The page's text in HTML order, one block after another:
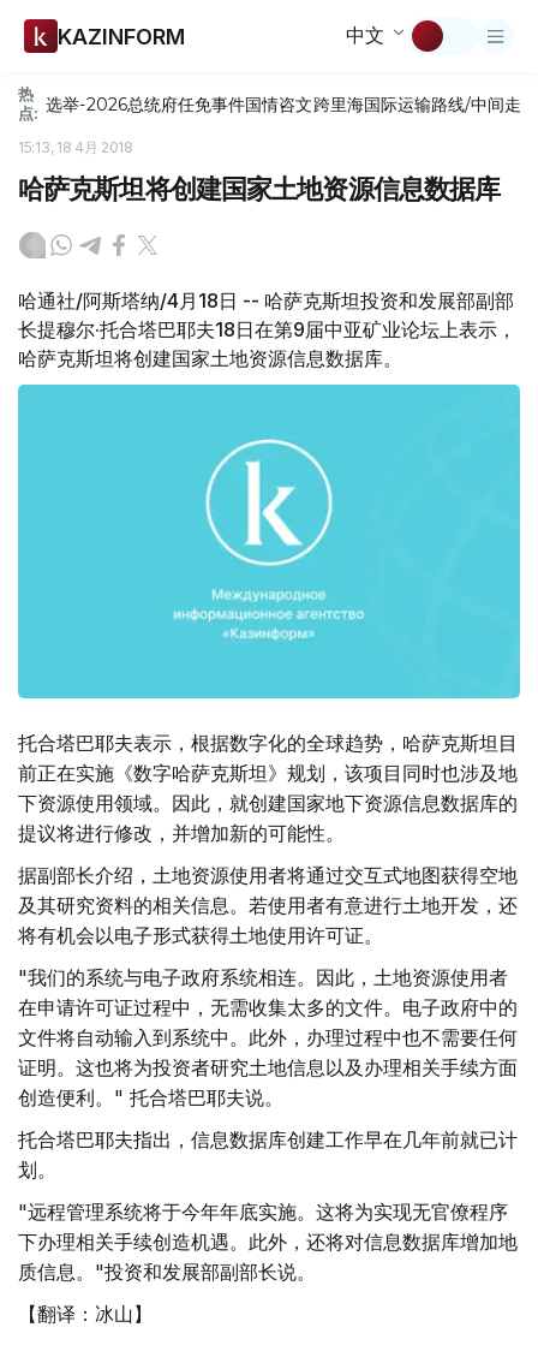
KAZINFORM 中文
热
点: 选举-2026总统府任免事件国情咨文跨里海国际运输路线/中间走廊
15:13, 18 4月 2018
哈萨克斯坦将创建国家土地资源信息数据库
哈通社/阿斯塔纳/4月18日 -- 哈萨克斯坦投资和发展部副部
长提穆尔·托合塔巴耶夫18日在第9届中亚矿业论坛上表示，
哈萨克斯坦将创建国家土地资源信息数据库。
托合塔巴耶夫表示，根据数字化的全球趋势，哈萨克斯坦目
前正在实施《数字哈萨克斯坦》规划，该项目同时也涉及地
下资源使用领域。因此，就创建国家地下资源信息数据库的
提议将进行修改，并增加新的可能性。
据副部长介绍，土地资源使用者将通过交互式地图获得空地
及其研究资料的相关信息。若使用者有意进行土地开发，还
将有机会以电子形式获得土地使用许可证。
"我们的系统与电子政府系统相连。因此，土地资源使用者
在申请许可证过程中，无需收集太多的文件。电子政府中的
文件将自动输入到系统中。此外，办理过程中也不需要任何
证明。这也将为投资者研究土地信息以及办理相关手续方面
创造便利。" 托合塔巴耶夫说。
托合塔巴耶夫指出，信息数据库创建工作早在几年前就已计
划。
"远程管理系统将于今年年底实施。这将为实现无官僚程序
下办理相关手续创造机遇。此外，还将对信息数据库增加地
质信息。"投资和发展部副部长说。
【翻译：冰山】